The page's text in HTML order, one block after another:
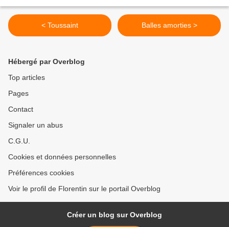
< Toussaint Balles amorties >
Hébergé par Overblog
Top articles
Pages
Contact
Signaler un abus
C.G.U.
Cookies et données personnelles
Préférences cookies
Voir le profil de Florentin sur le portail Overblog
Créer un blog sur Overblog